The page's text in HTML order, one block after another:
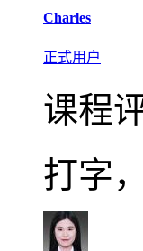
Charles
正式用户
课程
打字